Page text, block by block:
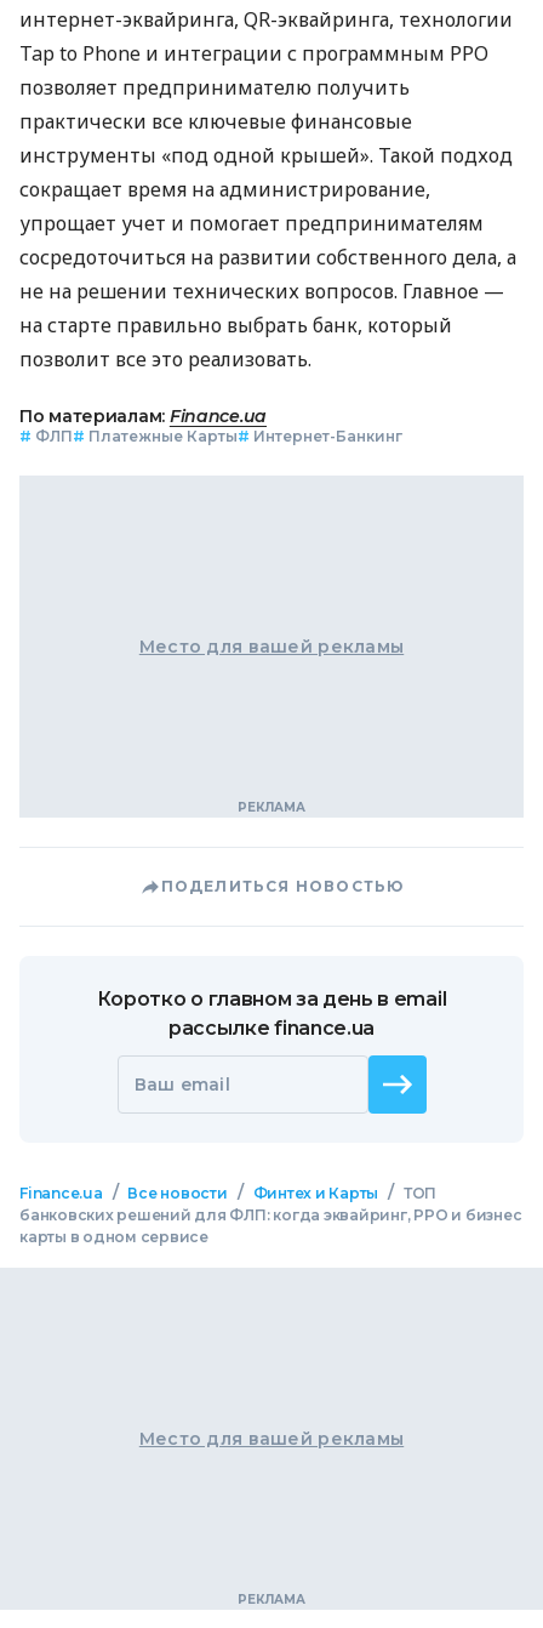
интернет-эквайринга, QR-эквайринга, технологии
Tap to Phone и интеграции с программным РРО
позволяет предпринимателю получить
практически все ключевые финансовые
инструменты «под одной крышей». Такой подход
сокращает время на администрирование,
упрощает учет и помогает предпринимателям
сосредоточиться на развитии собственного дела, а
не на решении технических вопросов. Главное —
на старте правильно выбрать банк, который
позволит все это реализовать.
По материалам: Finance.ua
# ФЛП# Платежные Карты# Интернет-Банкинг
Место для вашей рекламы
ПОДЕЛИТЬСЯ НОВОСТЬЮ
Коротко о главном за день в email
рассылке finance.ua
Ваш email
Finance.ua / Все новости / Финтех и Карты / ТОП
банковских решений для ФЛП: когда эквайринг, РРО и бизнес
карты в одном сервисе
Место для вашей рекламы